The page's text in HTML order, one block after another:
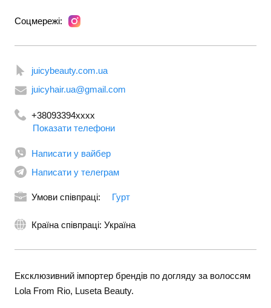
Соцмережі:
juicybeauty.com.ua
juicyhair.ua@gmail.com
+38093394xxxx
Показати телефони
Написати у вайбер
Написати у телеграм
Умови співпраці: Гурт
Країна співпраці: Україна
Ексклюзивний імпортер брендів по догляду за волоссям
Lola From Rio, Luseta Beauty.